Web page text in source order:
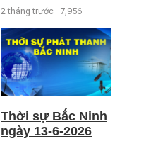
2 tháng trước 7,956
Thời sự Bắc Ninh
ngày 13-6-2026